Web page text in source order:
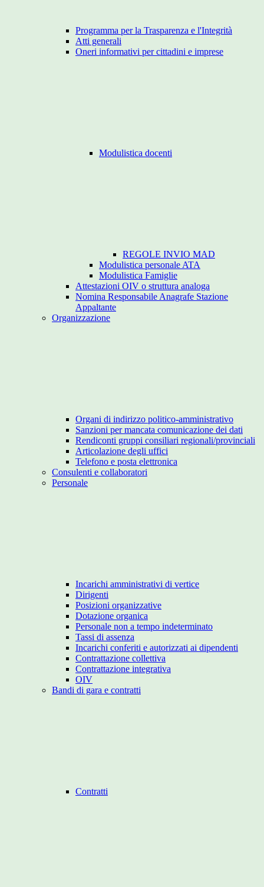
Programma per la Trasparenza e l'Integrità
Atti generali
Oneri informativi per cittadini e imprese
Modulistica docenti
REGOLE INVIO MAD
Modulistica personale ATA
Modulistica Famiglie
Attestazioni OIV o struttura analoga
Nomina Responsabile Anagrafe Stazione
Appaltante
Organizzazione
Organi di indirizzo politico-amministrativo
Sanzioni per mancata comunicazione dei dati
Rendiconti gruppi consiliari regionali/provinciali
Articolazione degli uffici
Telefono e posta elettronica
Consulenti e collaboratori
Personale
Incarichi amministrativi di vertice
Dirigenti
Posizioni organizzative
Dotazione organica
Personale non a tempo indeterminato
Tassi di assenza
Incarichi conferiti e autorizzati ai dipendenti
Contrattazione collettiva
Contrattazione integrativa
OIV
Bandi di gara e contratti
Contratti